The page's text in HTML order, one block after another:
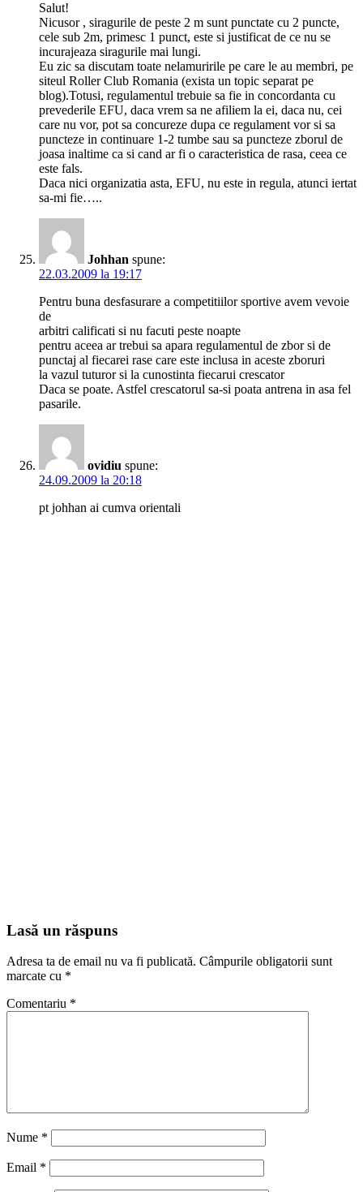
Salut!
Nicusor , siragurile de peste 2 m sunt punctate cu 2 puncte,
cele sub 2m, primesc 1 punct, este si justificat de ce nu se
incurajeaza siragurile mai lungi.
Eu zic sa discutam toate nelamuririle pe care le au membri, pe
siteul Roller Club Romania (exista un topic separat pe
blog).Totusi, regulamentul trebuie sa fie in concordanta cu
prevederile EFU, daca vrem sa ne afiliem la ei, daca nu, cei
care nu vor, pot sa concureze dupa ce regulament vor si sa
puncteze in continuare 1-2 tumbe sau sa puncteze zborul de
joasa inaltime ca si cand ar fi o caracteristica de rasa, ceea ce
este fals.
Daca nici organizatia asta, EFU, nu este in regula, atunci iertat
sa-mi fie…..
Johhan spune:
22.03.2009 la 19:17
Pentru buna desfasurare a competitiilor sportive avem vevoie
de
arbitri calificati si nu facuti peste noapte
pentru aceea ar trebui sa apara regulamentul de zbor si de
punctaj al fiecarei rase care este inclusa in aceste zboruri
la vazul tuturor si la cunostinta fiecarui crescator
Daca se poate. Astfel crescatorul sa-si poata antrena in asa fel
pasarile.
ovidiu spune:
24.09.2009 la 20:18
pt johhan ai cumva orientali
Lasă un răspuns
Adresa ta de email nu va fi publicată. Câmpurile obligatorii sunt
marcate cu *
Comentariu *
Nume *
Email *